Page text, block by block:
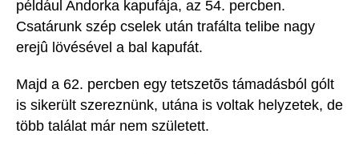
például Andorka kapufája, az 54. percben.
Csatárunk szép cselek után trafálta telibe nagy
erejû lövésével a bal kapufát.
Majd a 62. percben egy tetszetõs támadásból gólt
is sikerült szereznünk, utána is voltak helyzetek, de
több találat már nem született.